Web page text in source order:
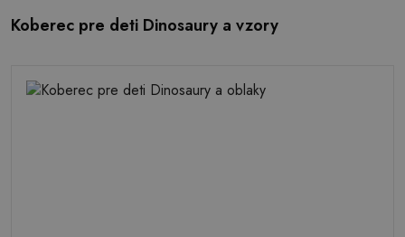
Koberec pre deti Dinosaury a vzory